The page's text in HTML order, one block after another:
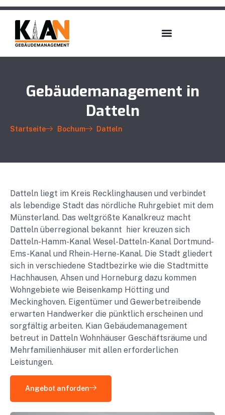
Gebäudemanagement in
Datteln
Startseite Bochum Datteln
Datteln liegt im Kreis Recklinghausen und verbindet
als lebendige Stadt das nördliche Ruhrgebiet mit dem
Münsterland. Das weltgrößte Kanalkreuz macht
Datteln überregional bekannt hier kreuzen sich
Datteln-Hamm-Kanal Wesel-Datteln-Kanal Dortmund-
Ems-Kanal und Rhein-Herne-Kanal. Die Stadt gliedert
sich in verschiedene Stadtbezirke wie die Stadtmitte
Hachhausen, Ahsen und Horneburg dazu kommen
Wohngebiete wie Beisenkamp Hötting und
Meckinghoven. Eigentümer und Gewerbetreibende
erwarten Handwerker die pünktlich erscheinen und
sorgfältig arbeiten. Kian Gebäudemanagement
betreut in Datteln Wohnhäuser Geschäftsräume und
Mehrfamilienhäuser mit allen erforderlichen
Leistungen.
Angebot anforden